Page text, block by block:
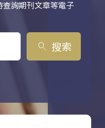
詢期刊文章等電子
search 搜索